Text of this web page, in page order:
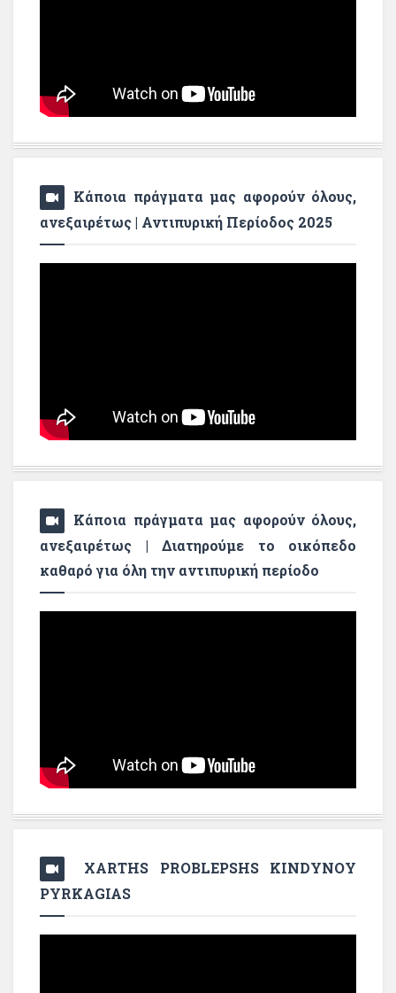
Κάποια πράγματα μας αφορούν όλους,
ανεξαιρέτως | Αντιπυρική Περίοδος 2025
Κάποια πράγματα μας αφορούν όλους,
ανεξαιρέτως | Διατηρούμε το οικόπεδο
καθαρό για όλη την αντιπυρική περίοδο
XARTHS PROBLEPSHS KINDYNOY
PYRKAGIAS